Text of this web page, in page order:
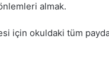
almak.
okuldaki tüm